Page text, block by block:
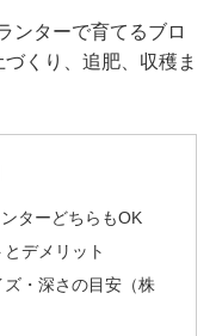
ンターで育てるブロ
くり、追肥、収穫ま
ターどちらもOK
デメリット
・深さの目安（株